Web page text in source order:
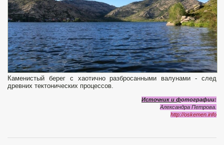
Каменистый берег с хаотично разбросанными валунами - след
древних тектонических процессов.
Источник и фотографии:
Александра Петрова.
http://oskemen.info